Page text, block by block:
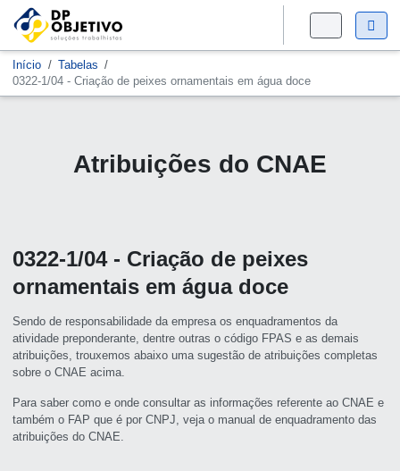
Início
Tabelas
0322-1/04 - Criação de peixes ornamentais em água doce
Atribuições do CNAE
0322-1/04 - Criação de peixes
ornamentais em água doce
Sendo de responsabilidade da empresa os enquadramentos da
atividade preponderante, dentre outras o código FPAS e as demais
atribuições, trouxemos abaixo uma sugestão de atribuições completas
sobre o CNAE acima.
Para saber como e onde consultar as informações referente ao CNAE e
também o FAP que é por CNPJ, veja o manual de enquadramento das
atribuições do CNAE.